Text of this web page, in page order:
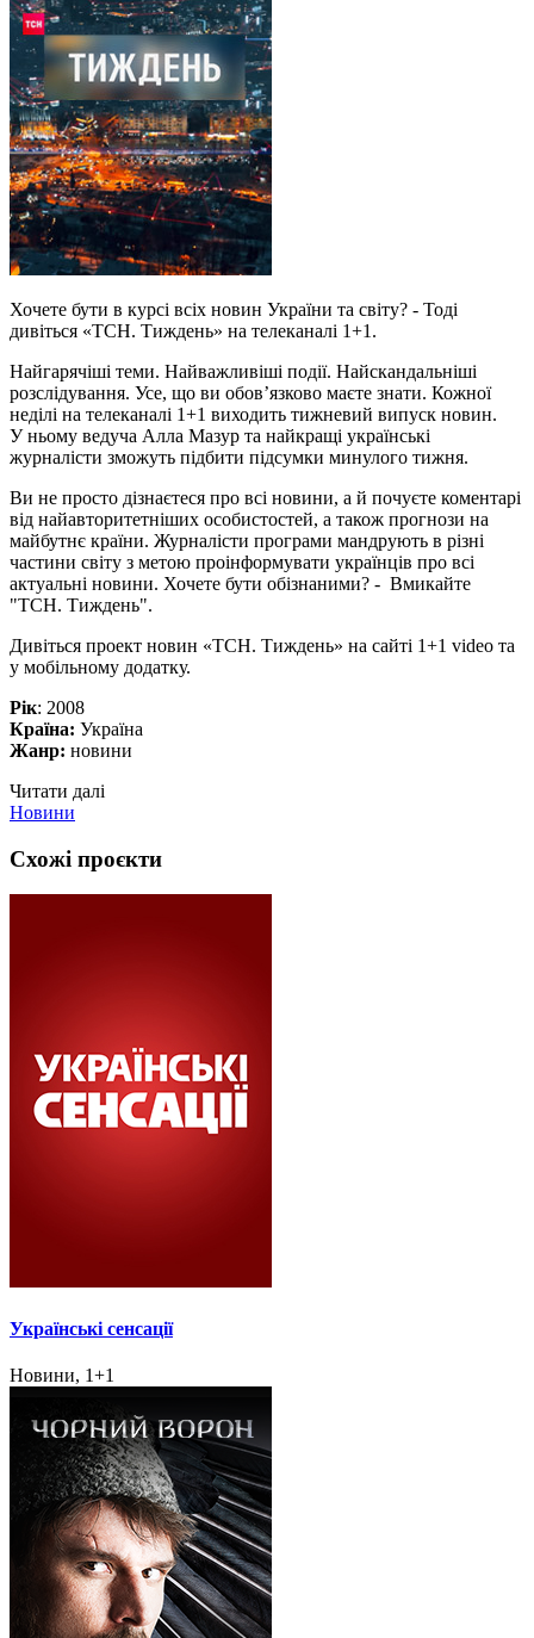
Хочете бути в курсі всіх новин України та світу? - Тоді
дивіться «ТСН. Тиждень» на телеканалі 1+1.
Найгарячіші теми. Найважливіші події. Найскандальніші
розслідування. Усе, що ви обов’язково маєте знати. Кожної
неділі на телеканалі 1+1 виходить тижневий випуск новин.
У ньому ведуча Алла Мазур та найкращі українські
журналісти зможуть підбити підсумки минулого тижня.
Ви не просто дізнаєтеся про всі новини, а й почуєте коментарі
від найавторитетніших особистостей, а також прогнози на
майбутнє країни. Журналісти програми мандрують в різні
частини світу з метою проінформувати українців про всі
актуальні новини. Хочете бути обізнаними? - Вмикайте
"ТСН. Тиждень".
Дивіться проект новин «ТСН. Тиждень» на сайті 1+1 video та
у мобільному додатку.
Рік: 2008
Країна: Україна
Жанр: новини
Читати далі
Новини
Схожі проєкти
Українські сенсації
Новини, 1+1